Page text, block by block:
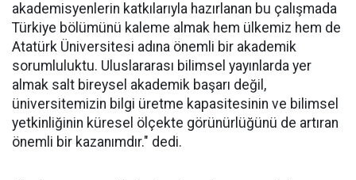
akademisyenlerin katkılarıyla hazırlanan bu çalışmada
Türkiye bölümünü kaleme almak hem ülkemiz hem de
Atatürk Üniversitesi adına önemli bir akademik
sorumluluktu. Uluslararası bilimsel yayınlarda yer
almak salt bireysel akademik başarı değil,
üniversitemizin bilgi üretme kapasitesinin ve bilimsel
yetkinliğinin küresel ölçekte görünürlüğünü de artıran
önemli bir kazanımdır." dedi.